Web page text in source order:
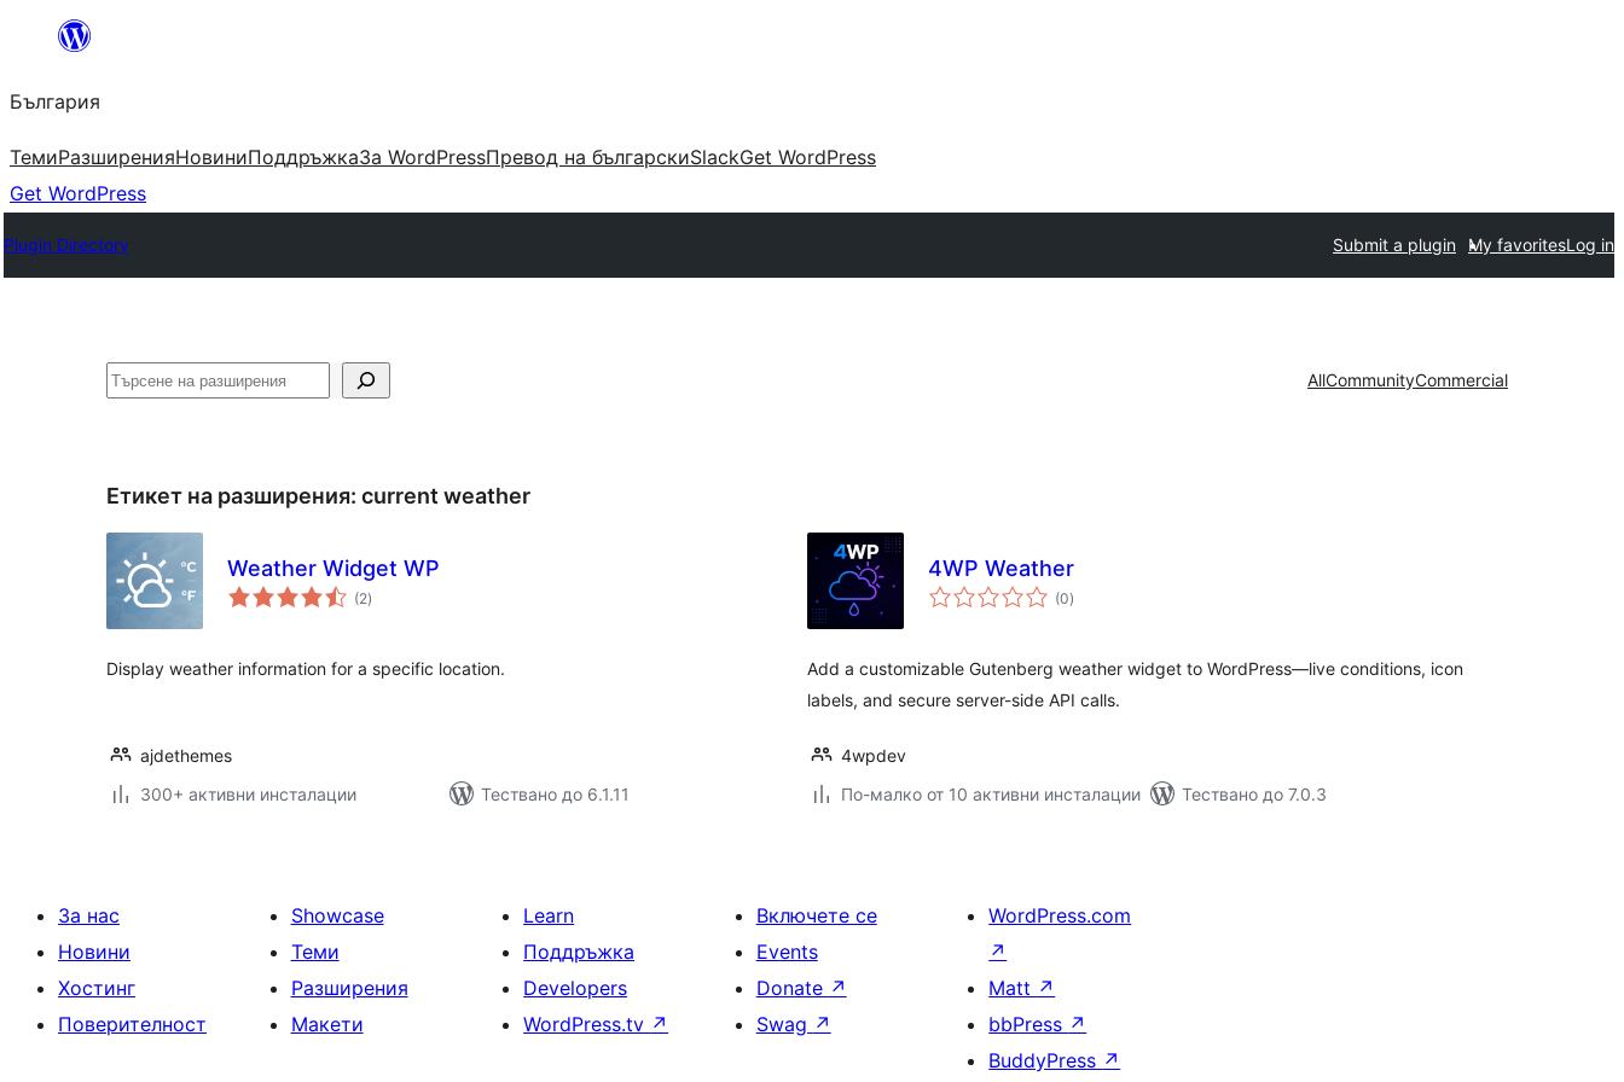
България
ТемиРазширенияНовиниПоддръжкаЗа WordPressПревод на българскиSlackGet WordPress
Get WordPress
Plugin Directory Submit a plugin My favoritesLog in
Търсене AllCommunityCommercial
Етикет на разширения: current weather
Weather Widget WP
(2общо
оценки
)
Display weather information for a specific location.
ajdethemes
300+ активни инсталации
Тествано до 6.1.11
4WP Weather
(0общо
оценки
)
Add a customizable Gutenberg weather widget to WordPress—live conditions, icon
labels, and secure server-side API calls.
4wpdev
По-малко от 10 активни инсталации
Тествано до 7.0.3
За нас
Новини
Хостинг
Поверителност
Showcase
Теми
Разширения
Макети
Learn
Поддръжка
Developers
WordPress.tv ↗
Включете се
Events
Donate ↗
Swag ↗
WordPress.com
↗
Matt ↗
bbPress ↗
BuddyPress ↗